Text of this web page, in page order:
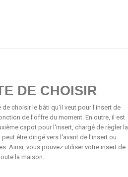
DE CHOISIR
choisir le bâti qu'il veut pour l'insert de
de l'offre du moment. En outre, il est
capot pour l'insert, chargé de règler la
être dirigé vers l'avant de l'insert ou
Ainsi, vous pouvez utiliser votre insert de
la maison.